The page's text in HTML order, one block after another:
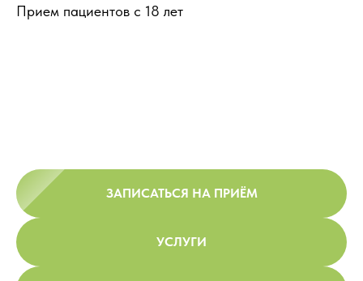
Прием пациентов с 18 лет
ЗАПИСАТЬСЯ НА ПРИЁМ
УСЛУГИ